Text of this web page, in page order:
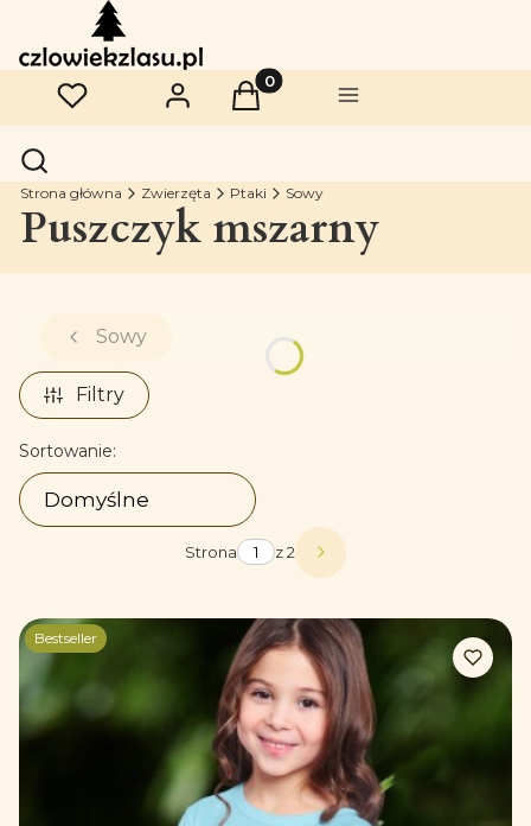
Ulubione Zaloguj sięProdukty w koszyku: 0.
Koszyk Menu
Otwórz wyszukiwarkę
Szukaj
Strona główna Zwierzęta Ptaki Sowy
Puszczyk mszarny
Sowy
Filtry
Lista produktów
Sortowanie:
Domyślne
Strona z 2 Następne produkty
Bestseller